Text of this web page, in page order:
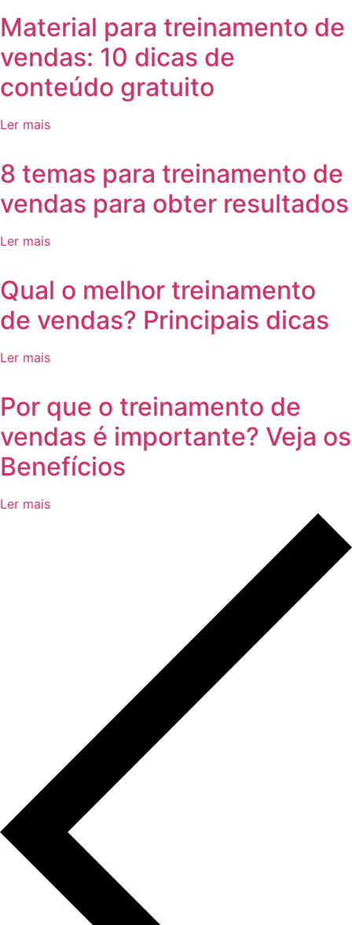
Material para treinamento de
vendas: 10 dicas de
conteúdo gratuito
Ler mais
8 temas para treinamento de
vendas para obter resultados
Ler mais
Qual o melhor treinamento
de vendas? Principais dicas
Ler mais
Por que o treinamento de
vendas é importante? Veja os
Benefícios
Ler mais